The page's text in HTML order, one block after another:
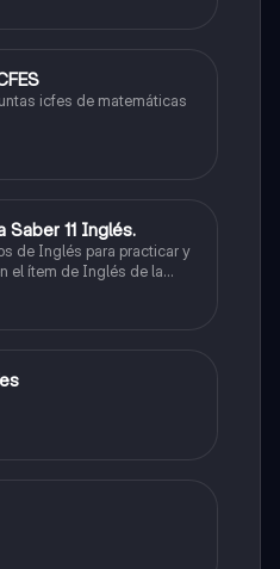
icfes de matemáticas
Saber 11 Inglés.
de Inglés para practicar y
el ítem de Inglés de la